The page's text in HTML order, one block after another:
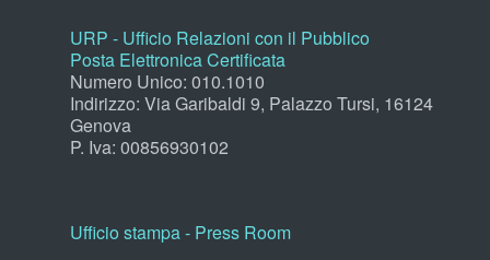
URP - Ufficio Relazioni con il Pubblico
Posta Elettronica Certificata
Numero Unico: 010.1010
Indirizzo: Via Garibaldi 9, Palazzo Tursi, 16124
Genova
P. Iva: 00856930102
Ufficio stampa - Press Room